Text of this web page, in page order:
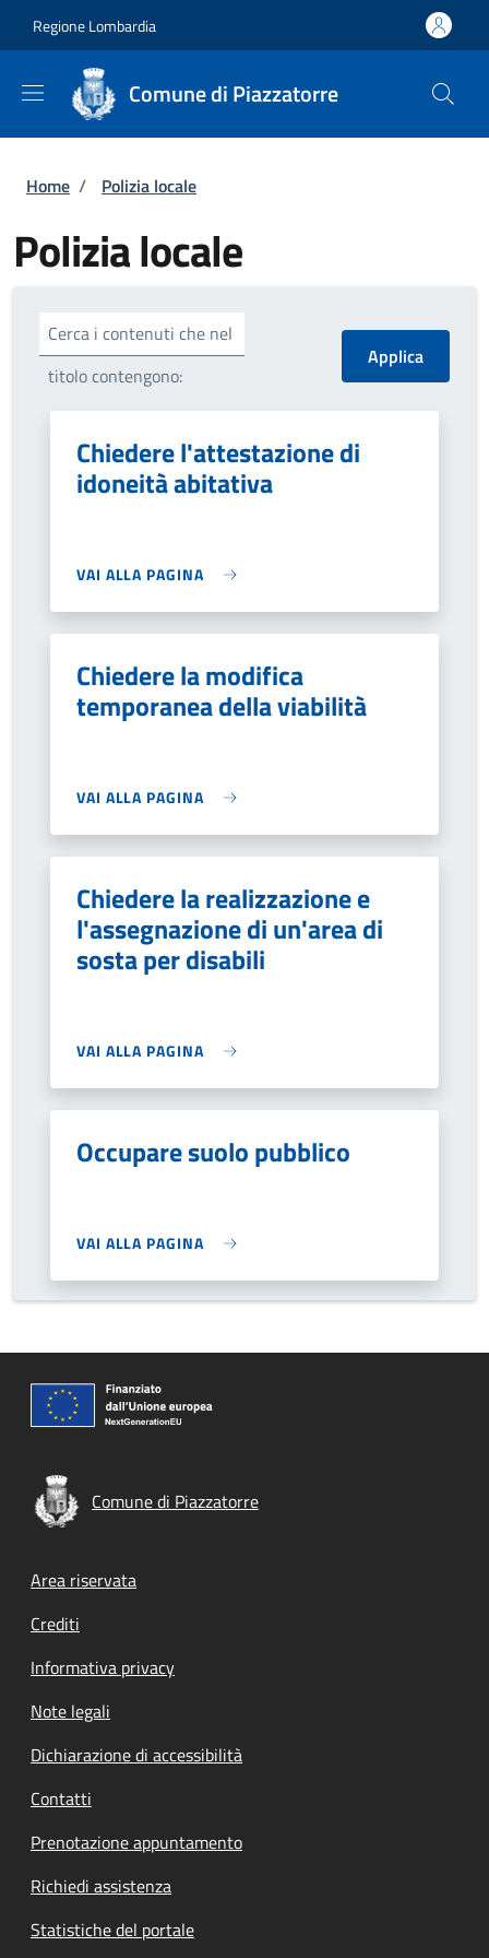
Regione Lombardia
Comune di Piazzatorre
Briciole di pane
Home / Polizia locale
Polizia locale
Cerca i contenuti che nel
titolo contengono:
Chiedere l'attestazione di
idoneità abitativa
VAI ALLA PAGINA
Chiedere la modifica
temporanea della viabilità
VAI ALLA PAGINA
Chiedere la realizzazione e
l'assegnazione di un'area di
sosta per disabili
VAI ALLA PAGINA
Occupare suolo pubblico
VAI ALLA PAGINA
Comune di Piazzatorre
Footer menu
Area riservata
Crediti
Informativa privacy
Note legali
Dichiarazione di accessibilità
Contatti
Prenotazione appuntamento
Richiedi assistenza
Statistiche del portale